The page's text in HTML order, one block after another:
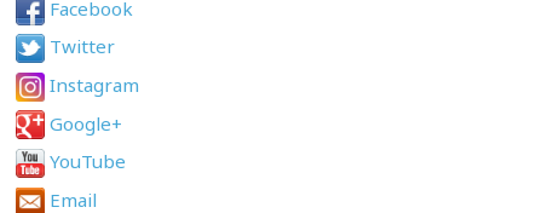
Facebook
Twitter
Instagram
Google+
YouTube
Email